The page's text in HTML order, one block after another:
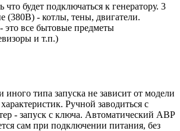
что будет подключаться к генератору. 3
(380В) - котлы, тены, двигатели.
это все бытовые предметы
и т.п.)
иного типа запуска не зависит от модели
Ручной заводиться с
- запуск с ключа. Автоматический АВР
сам при подключении питания, без